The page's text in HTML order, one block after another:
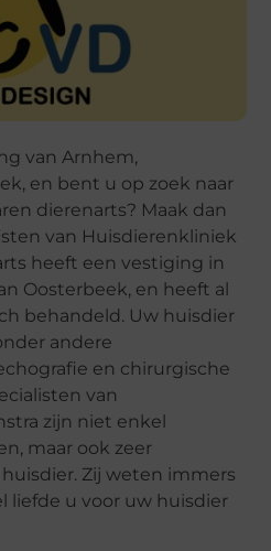
van Arnhem,
en bent u op zoek naar
dierenarts? Maak dan
van Huisdierenkliniek
heeft een vestiging in
Oosterbeek, en heeft al
behandeld. Uw huisdier
andere
en chirurgische
van
zijn niet enkel
maar ook zeer
Zij weten immers
liefde u voor uw huisdier